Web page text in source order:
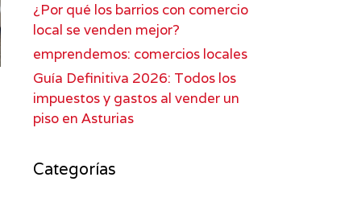
¿Por qué los barrios con comercio
local se venden mejor?
emprendemos: comercios locales
Guía Definitiva 2026: Todos los
impuestos y gastos al vender un
piso en Asturias
Categorías